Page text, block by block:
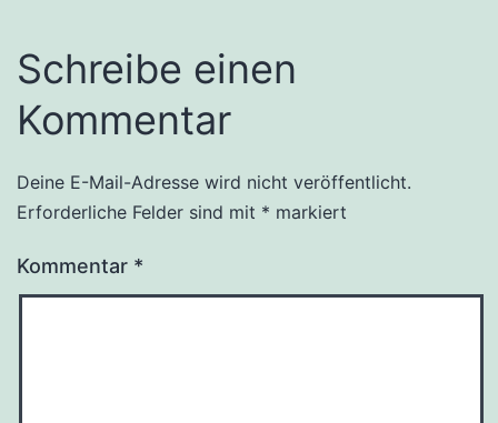
Schreibe einen
Kommentar
Deine E-Mail-Adresse wird nicht veröffentlicht.
Erforderliche Felder sind mit * markiert
Kommentar *